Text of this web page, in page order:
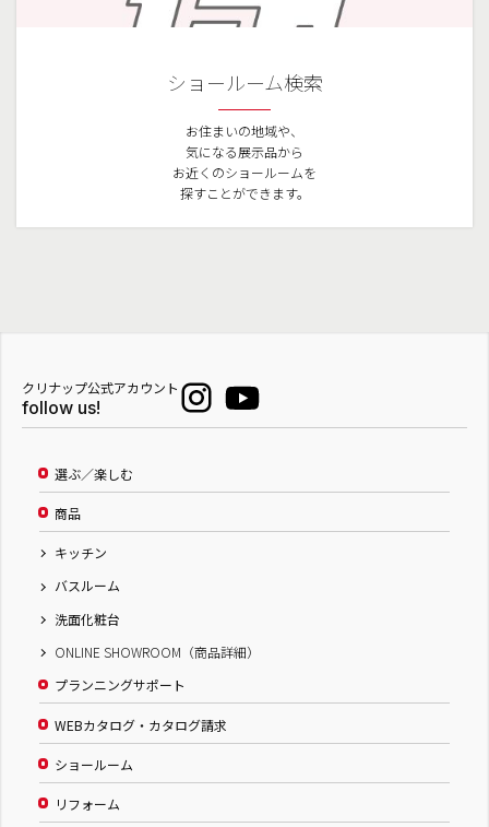
ショールーム検索
お住まいの地域や、
気になる展示品から
お近くのショールームを
探すことができます。
クリナップ公式アカウント
follow us!
選ぶ／楽しむ
商品
キッチン
バスルーム
洗面化粧台
ONLINE SHOWROOM（商品詳細）
プランニングサポート
WEBカタログ・カタログ請求
ショールーム
リフォーム